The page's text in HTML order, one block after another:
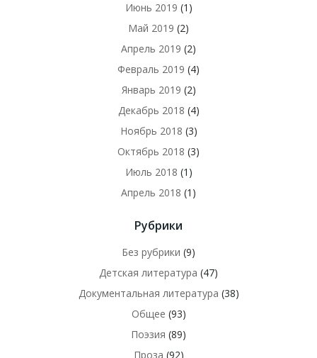
Июнь 2019 (1)
Май 2019 (2)
Апрель 2019 (2)
Февраль 2019 (4)
Январь 2019 (2)
Декабрь 2018 (4)
Ноябрь 2018 (3)
Октябрь 2018 (3)
Июль 2018 (1)
Апрель 2018 (1)
Рубрики
Без рубрики (9)
Детская литература (47)
Документальная литература (38)
Общее (93)
Поэзия (89)
Проза (92)